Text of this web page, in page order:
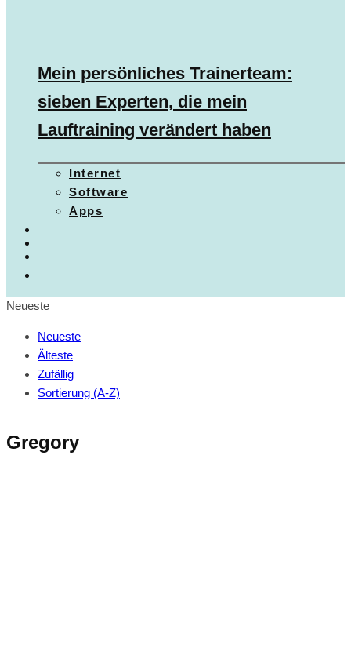
Mein persönliches Trainerteam:
sieben Experten, die mein
Lauftraining verändert haben
Internet
Software
Apps
Neueste
Neueste
Älteste
Zufällig
Sortierung (A-Z)
Gregory